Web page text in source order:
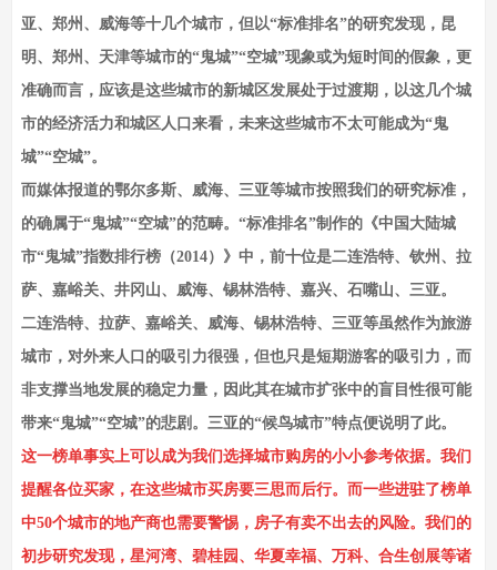
亚、郑州、威海等十几个城市，但以“标准排名”的研究发现，昆
明、郑州、天津等城市的“鬼城”“空城”现象或为短时间的假象，更
准确而言，应该是这些城市的新城区发展处于过渡期，以这几个城
市的经济活力和城区人口来看，未来这些城市不太可能成为“鬼
城”“空城”。
而媒体报道的鄂尔多斯、威海、三亚等城市按照我们的研究标准，
的确属于“鬼城”“空城”的范畴。“标准排名”制作的《中国大陆城
市“鬼城”指数排行榜（2014）》中，前十位是二连浩特、钦州、拉
萨、嘉峪关、井冈山、威海、锡林浩特、嘉兴、石嘴山、三亚。
二连浩特、拉萨、嘉峪关、威海、锡林浩特、三亚等虽然作为旅游
城市，对外来人口的吸引力很强，但也只是短期游客的吸引力，而
非支撑当地发展的稳定力量，因此其在城市扩张中的盲目性很可能
带来“鬼城”“空城”的悲剧。三亚的“候鸟城市”特点便说明了此。
这一榜单事实上可以成为我们选择城市购房的小小参考依据。我们
提醒各位买家，在这些城市买房要三思而后行。而一些进驻了榜单
中50个城市的地产商也需要警惕，房子有卖不出去的风险。我们的
初步研究发现，星河湾、碧桂园、华夏幸福、万科、合生创展等诸